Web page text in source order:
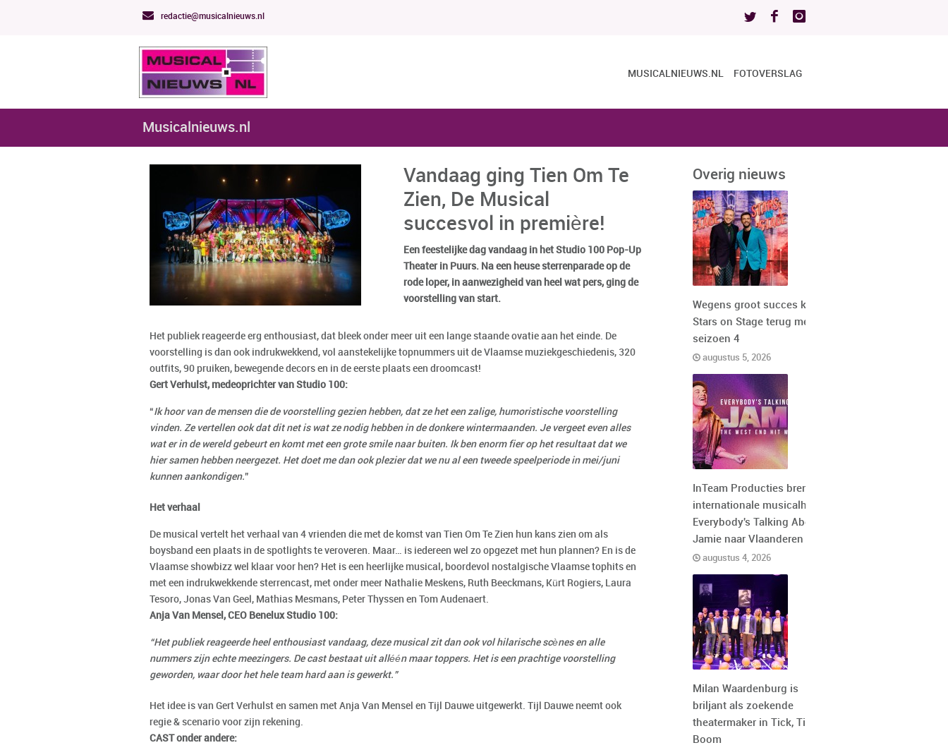
redactie@musicalnieuws.nl
MUSICALNIEUWS.NL FOTOVERSLAG
Musicalnieuws.nl
Vandaag ging Tien Om Te
Zien, De Musical
succesvol in première!
Een feestelijke dag vandaag in het Studio 100 Pop-Up
Theater in Puurs. Na een heuse sterrenparade op de
rode loper, in aanwezigheid van heel wat pers, ging de
voorstelling van start.
Het publiek reageerde erg enthousiast, dat bleek onder meer uit een lange staande ovatie aan het einde. De
voorstelling is dan ook indrukwekkend, vol aanstekelijke topnummers uit de Vlaamse muziekgeschiedenis, 320
outfits, 90 pruiken, bewegende decors en in de eerste plaats een droomcast!
Gert Verhulst, medeoprichter van Studio 100:
“Ik hoor van de mensen die de voorstelling gezien hebben, dat ze het een zalige, humoristische voorstelling
vinden. Ze vertellen ook dat dit net is wat ze nodig hebben in de donkere wintermaanden. Je vergeet even alles
wat er in de wereld gebeurt en komt met een grote smile naar buiten. Ik ben enorm fier op het resultaat dat we
hier samen hebben neergezet. Het doet me dan ook plezier dat we nu al een tweede speelperiode in mei/juni
kunnen aankondigen.”
Het verhaal
De musical vertelt het verhaal van 4 vrienden die met de komst van Tien Om Te Zien hun kans zien om als
boysband een plaats in de spotlights te veroveren. Maar… is iedereen wel zo opgezet met hun plannen? En is de
Vlaamse showbizz wel klaar voor hen? Het is een heerlijke musical, boordevol nostalgische Vlaamse tophits en
met een indrukwekkende sterrencast, met onder meer Nathalie Meskens, Ruth Beeckmans, Kürt Rogiers, Laura
Tesoro, Jonas Van Geel, Mathias Mesmans, Peter Thyssen en Tom Audenaert.
Anja Van Mensel, CEO Benelux Studio 100:
“Het publiek reageerde heel enthousiast vandaag, deze musical zit dan ook vol hilarische scènes en alle
nummers zijn echte meezingers. De cast bestaat uit alléén maar toppers. Het is een prachtige voorstelling
geworden, waar door het hele team hard aan is gewerkt.”
Het idee is van Gert Verhulst en samen met Anja Van Mensel en Tijl Dauwe uitgewerkt. Tijl Dauwe neemt ook
regie & scenario voor zijn rekening.
CAST onder andere:
Overig nieuws
Wegens groot succes keert
Stars on Stage terug met
seizoen 4
augustus 5, 2026
InTeam Producties brengt de
internationale musicalhit
Everybody's Talking About
Jamie naar Vlaanderen
augustus 4, 2026
Milan Waardenburg is
briljant als zoekende
theatermaker in Tick, Tick,
Boom